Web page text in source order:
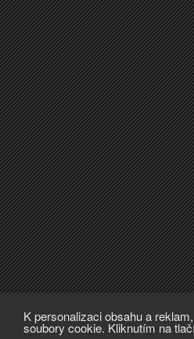
K personalizaci obsahu a
soubory cookie. Kliknutím na